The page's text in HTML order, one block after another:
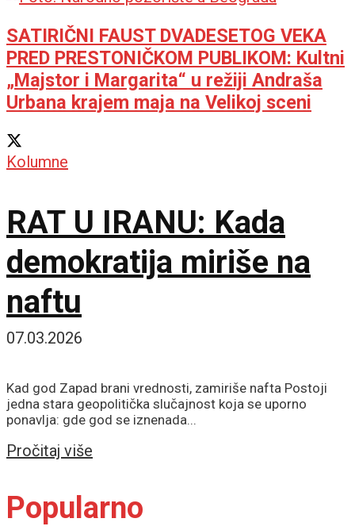
SATIRIČNI FAUST DVADESETOG VEKA
PRED PRESTONIČKOM PUBLIKOM: Kultni
„Majstor i Margarita“ u režiji Andraša
Urbana krajem maja na Velikoj sceni
Kolumne
RAT U IRANU: Kada
demokratija miriše na
naftu
07.03.2026
Kad god Zapad brani vrednosti, zamiriše nafta Postoji
jedna stara geopolitička slučajnost koja se uporno
ponavlja: gde god se iznenada...
Pročitaj više
Popularno